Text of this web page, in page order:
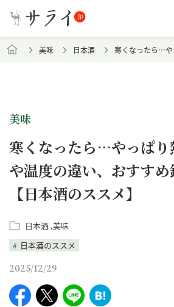
美味 日本酒 寒くなったら…や
美味
寒くなったら…やっぱり
や温度の違い、おすす
【日本酒のススメ】
日本酒 美味
日本酒のススメ
2025/12/29